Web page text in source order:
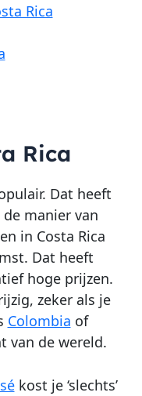
Rica
Rica
Dat heeft
manier van
in Costa Rica
Dat heeft
hoge prijzen.
zeker als je
Colombia of
van de wereld.
kost je ‘slechts’